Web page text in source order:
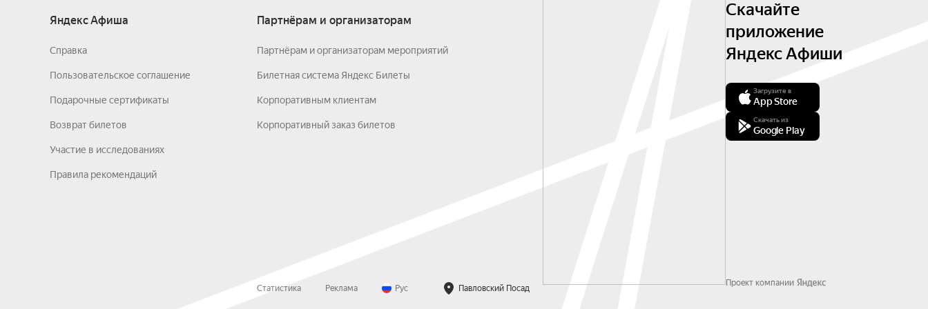
Яндекс Афиша
Справка
Пользовательское соглашение
Подарочные сертификаты
Возврат билетов
Участие в исследованиях
Правила рекомендаций
Партнёрам и организаторам
Партнёрам и организаторам мероприятий
Билетная система Яндекс Билеты
Корпоративным клиентам
Корпоративный заказ билетов
Статистика Реклама Рус Павловский Посад
Скачайте
приложение
Яндекс Афиши
Загрузите в
App Store
Скачать из
Google Play
Проект компании